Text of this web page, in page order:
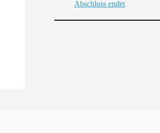
Abschluss endet